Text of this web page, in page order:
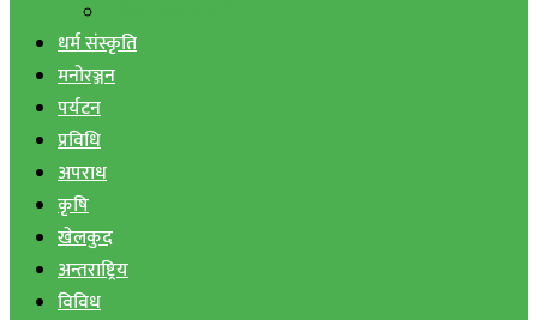
धर्म संस्कृति
मनोरञ्जन
पर्यटन
प्रविधि
अपराध
कृषि
खेलकुद
अन्तराष्ट्रिय
विविध